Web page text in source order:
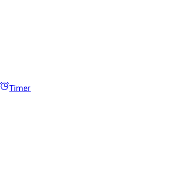
Timer